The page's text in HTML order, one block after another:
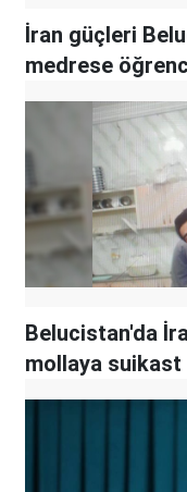
İran güçleri
medrese
Belucistan'da
mollaya suikast